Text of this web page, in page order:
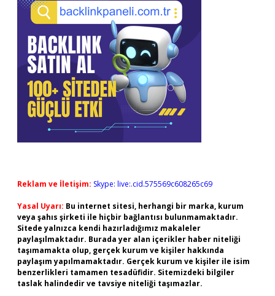
Reklam ve İletişim: Skype: live:.cid.575569c608265c69
Yasal Uyarı: Bu internet sitesi, herhangi bir marka, kurum
veya şahıs şirketi ile hiçbir bağlantısı bulunmamaktadır.
Sitede yalnızca kendi hazırladığımız makaleler
paylaşılmaktadır. Burada yer alan içerikler haber niteliği
taşımamakta olup, gerçek kurum ve kişiler hakkında
paylaşım yapılmamaktadır. Gerçek kurum ve kişiler ile isim
benzerlikleri tamamen tesadüfidir. Sitemizdeki bilgiler
taslak halindedir ve tavsiye niteliği taşımazlar.